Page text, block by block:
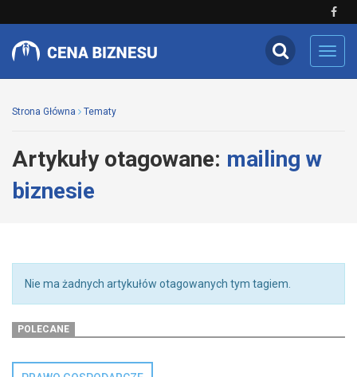
Strona Główna Tematy
Artykuły otagowane: mailing w
biznesie
Nie ma żadnych artykułów otagowanych tym tagiem.
POLECANE